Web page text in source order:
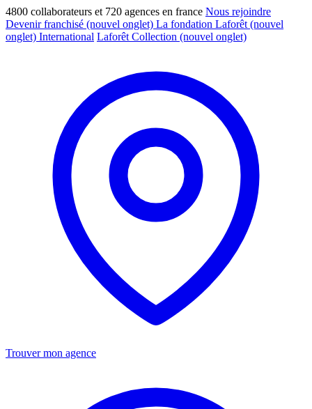
4800 collaborateurs et 720 agences en france Nous rejoindre
Devenir franchisé (nouvel onglet) La fondation Laforêt (nouvel
onglet) International Laforêt Collection (nouvel onglet)
Trouver mon agence